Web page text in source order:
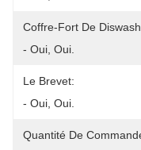
Coffre-Fort De
- Oui, Oui.
Le Brevet:
- Oui, Oui.
Quantité De